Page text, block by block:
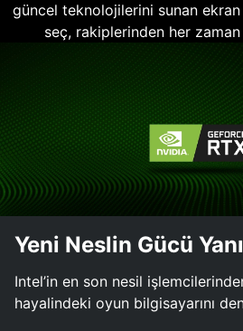
güncel teknolojilerini sunan
seç, rakiplerinden her
Yeni Neslin Gücü
Intel’in en son nesil
hayalindeki oyun bilgisayarını